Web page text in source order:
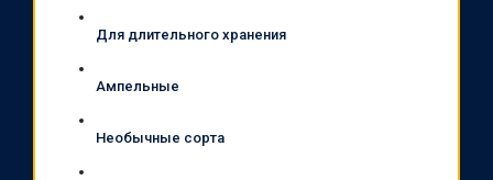
Для длительного хранения
Ампельные
Необычные сорта